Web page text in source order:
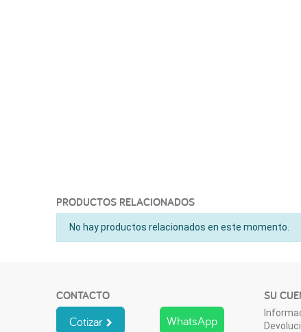
PRODUCTOS RELACIONADOS
No hay productos relacionados en este momento.
CONTACTO
Cotizar WhatsApp
SU